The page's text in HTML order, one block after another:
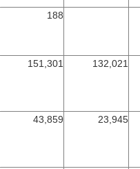
188
151,301 132,021
43,859 23,945